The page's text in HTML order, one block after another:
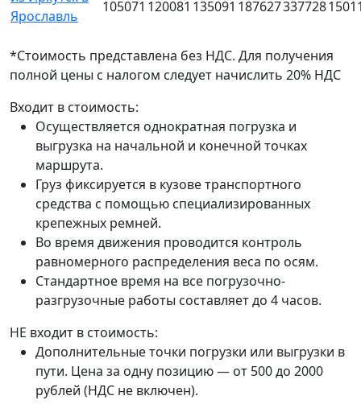
Ярославль
105071 120081 135091 187627337728
*Стоимость представлена без НДС. Для получения
полной цены с налогом следует начислить 20% НДС
Входит в стоимость:
Осуществляется однократная погрузка и
выгрузка на начальной и конечной точках
маршрута.
Груз фиксируется в кузове транспортного
средства с помощью специализированных
крепежных ремней.
Во время движения проводится контроль
равномерного распределения веса по осям.
Стандартное время на все погрузочно-
разгрузочные работы составляет до 4 часов.
НЕ входит в стоимость:
Дополнительные точки погрузки или выгрузки в
пути. Цена за одну позицию — от 500 до 2000
рублей (НДС не включен).